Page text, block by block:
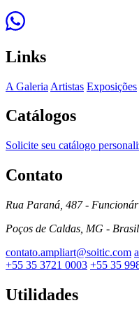
Links
A Galeria Artistas Exposições
Catálogos
Solicite seu catálogo
Contato
Rua Paraná, 487 -
Poços de Caldas, MG - Brasil
contato.ampliart@soitic.com
+55 35 3721 0003 +55 35
Utilidades